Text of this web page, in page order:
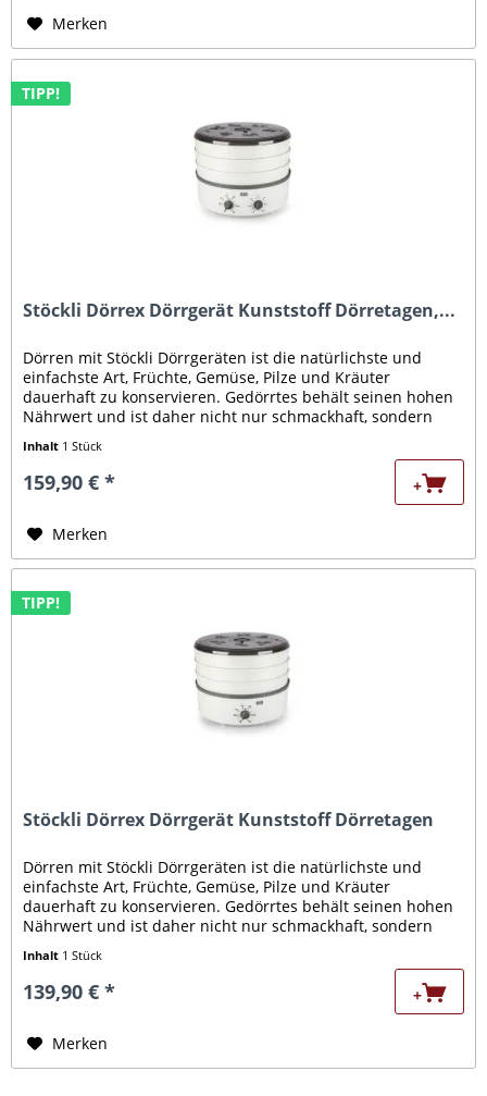
Merken
TIPP!
Stöckli Dörrex Dörrgerät Kunststoff Dörretagen,...
Dörren mit Stöckli Dörrgeräten ist die natürlichste und
einfachste Art, Früchte, Gemüse, Pilze und Kräuter
dauerhaft zu konservieren. Gedörrtes behält seinen hohen
Nährwert und ist daher nicht nur schmackhaft, sondern
Inhalt 1 Stück
159,90 € * +
Merken
TIPP!
Stöckli Dörrex Dörrgerät Kunststoff Dörretagen
Dörren mit Stöckli Dörrgeräten ist die natürlichste und
einfachste Art, Früchte, Gemüse, Pilze und Kräuter
dauerhaft zu konservieren. Gedörrtes behält seinen hohen
Nährwert und ist daher nicht nur schmackhaft, sondern
Inhalt 1 Stück
139,90 € * +
Merken